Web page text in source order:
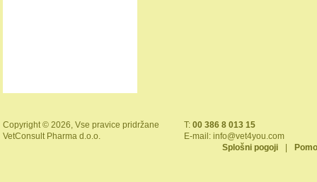
Copyright © 2026, Vse pravice pridržane
VetConsult Pharma d.o.o.
T: 00 386 8 013 15
E-mail: info@vet4you.com
Splošni pogoji